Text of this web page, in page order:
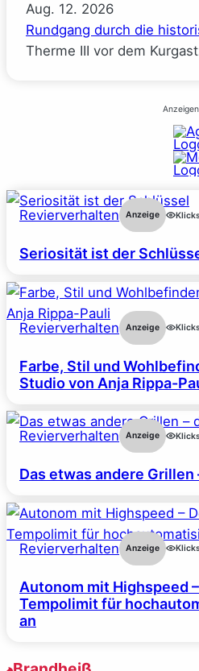
Aug. 12. 2026
Rundgang durch die
Therme III vor dem
Anzeigen
Revierverhalten Anzeige
Seriosität ist der
Revierverhalten Anzeige
Farbe, Stil und
Studio von Anja Rippa-
Revierverhalten Anzeige
Das etwas andere Grillen
Revierverhalten Anzeige
Autonom mit Highspeed
Tempolimit für
an